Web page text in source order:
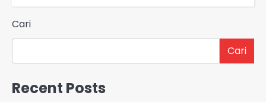
Cari
Cari
Recent Posts